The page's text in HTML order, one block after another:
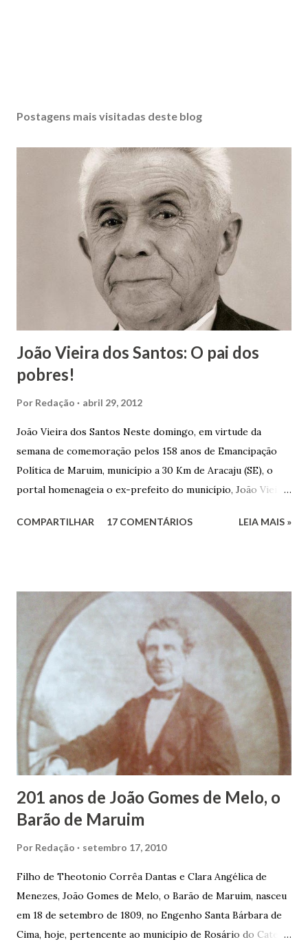
Postagens mais visitadas deste blog
João Vieira dos Santos: O pai dos
pobres!
Por Redação abril 29, 2012
João Vieira dos Santos Neste domingo, em virtude da
semana de comemoração pelos 158 anos de Emancipação
Política de Maruim, município a 30 Km de Aracaju (SE), o
portal homenageia o ex-prefeito do município, João Vieira
Vieira dos Santos e Arlinda Barroso dos Santos, nasceu em
infância pobre, João Vieira não pôde se dedicar aos
estudos, e então passou a colocar o trabalho em primeiro
plano para auxiliar na renda familiar. No comércio foi
garçon, dono de bar, de armarinho e depois de uma
panificação. “Ao contrário de muitos, que renegam suas
raízes e procuram obscurecer seu passado, orgulhava-se
em defender o pão como garçon, tendo incontáveis vezes
que trabalhar copiosamente fora de seu horário normal em
trocas de gorjetas que c...
COMPARTILHAR 17 COMENTÁRIOS LEIA MAIS »
201 anos de João Gomes de Melo, o
Barão de Maruim
Por Redação setembro 17, 2010
Filho de Theotonio Corrêa Dantas e Clara Angélica de
Menezes, João Gomes de Melo, o Barão de Maruim, nasceu
em 18 de setembro de 1809, no Engenho Santa Bárbara de
Cima, hoje, pertencente ao município de Rosário do Catete.